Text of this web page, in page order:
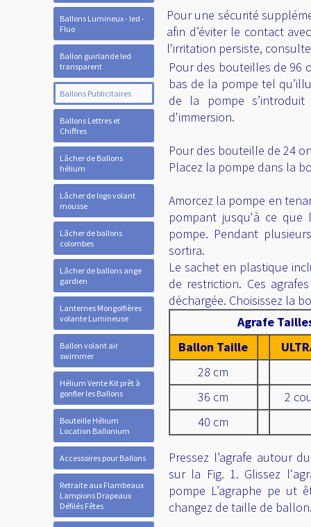
Ballons Lumineux - led -
Fluo
Ballon guirlande led
transparent
Ballons Publicitaires
Ballons Lettres et
Chiffres
Lâcher de Ballons
hélium
Lâcher de logo volant
mousse
Lâcher de ballons
colombes
Lâcher de ballons ange
gardien
Lanternes Mongolfières
volante Lumineuse
Ballon volant air
swimmer
Hélium Vente Kit prêt à
gonfler les Ballons
Bouteille Hélium
Location Ballonium
Accessoires pour Ballons
Retraite aux Flambeaux
Lampions Drapeaux
Défilés Fêtes
Pour une sécurité
afin d’éviter le contact
l'irritation persiste,
Pour des bouteilles de 96
bas de la pompe tel
de la pompe
d'immersion.
Pour des bouteille de 24
Placez la pompe dans la
Amorcez la pompe en
pompant jusqu'à ce que
pompe. Pendant
sortira.
Le sachet en plastique
de restriction. Ces
déchargée. Choisissez la
Agrafe
Ballon Taille
28 cm
36 cm
2
40 cm
Pressez l’agrafe autour
sur la Fig. 1. Glissez
pompe L’agraphe pe ut
changez de taille de